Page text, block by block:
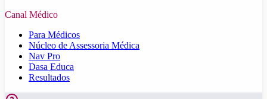
Canal Médico
Para Médicos
Núcleo de Assessoria Médica
Nav Pro
Dasa Educa
Resultados